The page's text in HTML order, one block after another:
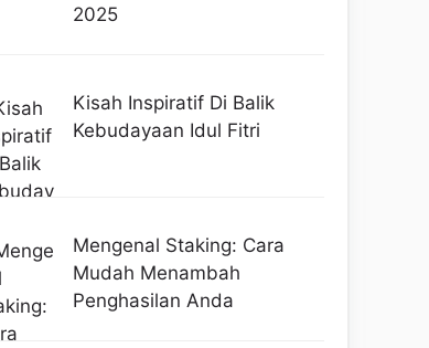
2025
Kisah Inspiratif Di Balik
Kebudayaan Idul Fitri
Mengenal Staking: Cara
Mudah Menambah
Penghasilan Anda